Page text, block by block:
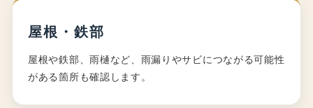
屋根・鉄部
屋根や鉄部、雨樋など、雨漏りやサビにつながる可能性
がある箇所も確認します。